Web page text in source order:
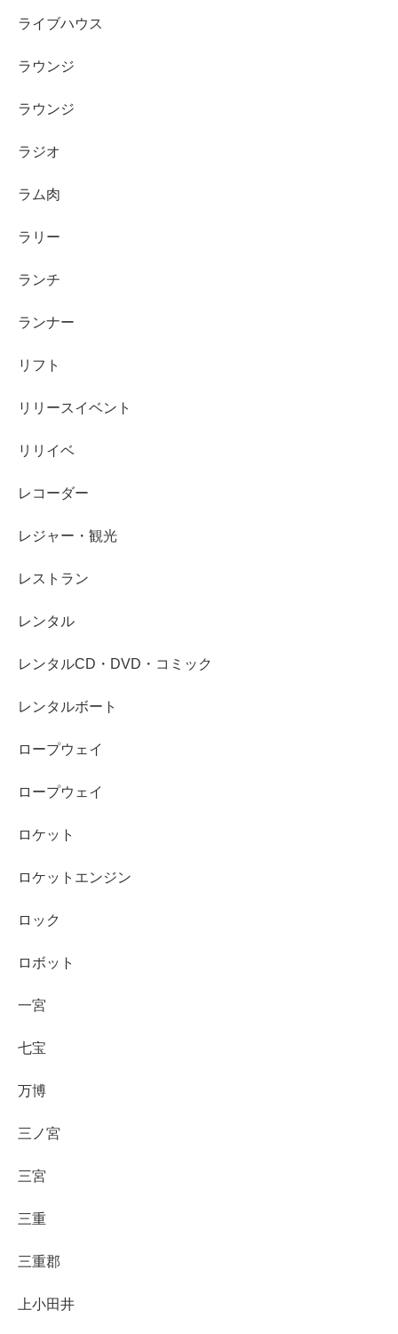
ライブハウス
ラウンジ
ラウンジ
ラジオ
ラム肉
ラリー
ランチ
ランナー
リフト
リリースイベント
リリイベ
レコーダー
レジャー・観光
レストラン
レンタル
レンタルCD・DVD・コミック
レンタルボート
ロープウェイ
ロープウェイ
ロケット
ロケットエンジン
ロック
ロボット
一宮
七宝
万博
三ノ宮
三宮
三重
三重郡
上小田井